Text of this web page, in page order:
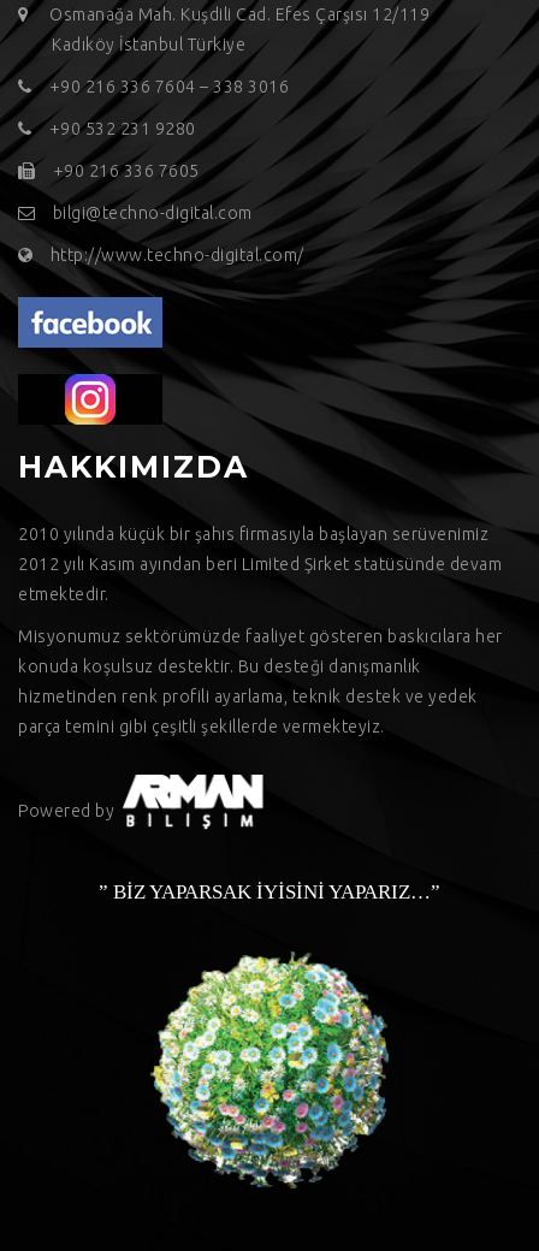
Osmanağa Mah. Kuşdili Cad. Efes Çarşısı 12/119
Kadıköy İstanbul Türkiye
+90 216 336 7604 – 338 3016
+90 532 231 9280
+90 216 336 7605
bilgi@techno-digital.com
http://www.techno-digital.com/
HAKKIMIZDA
2010 yılında küçük bir şahıs firmasıyla başlayan serüvenimiz
2012 yılı Kasım ayından beri Limited Şirket statüsünde devam
etmektedir.
Misyonumuz sektörümüzde faaliyet gösteren baskıcılara her
konuda koşulsuz destektir. Bu desteği danışmanlık
hizmetinden renk profili ayarlama, teknik destek ve yedek
parça temini gibi çeşitli şekillerde vermekteyiz.
Powered by
” BİZ YAPARSAK İYİSİNİ YAPARIZ…”